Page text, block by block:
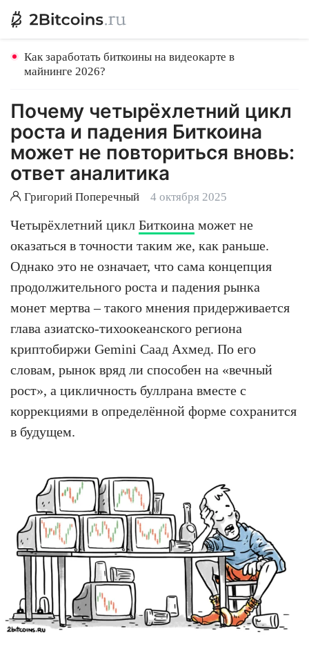
Как заработать биткоины на видеокарте в
майнинге 2026?
Почему четырёхлетний цикл
роста и падения Биткоина
может не повториться вновь:
ответ аналитика
Григорий Поперечный 4 октября 2025
Четырёхлетний цикл Биткоина может не
оказаться в точности таким же, как раньше.
Однако это не означает, что сама концепция
продолжительного роста и падения рынка
монет мертва – такого мнения придерживается
глава азиатско-тихоокеанского региона
криптобиржи Gemini Саад Ахмед. По его
словам, рынок вряд ли способен на «вечный
рост», а цикличность буллрана вместе с
коррекциями в определённой форме сохранится
в будущем.